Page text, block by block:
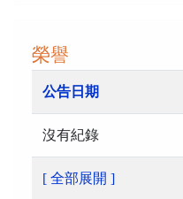
榮譽
公告日期
沒有紀錄
[ 全部展開 ]